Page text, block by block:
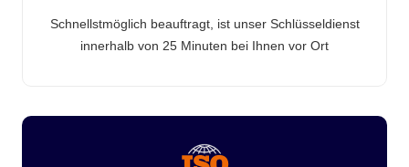
Schnellstmöglich beauftragt, ist unser Schlüsseldienst
innerhalb von 25 Minuten bei Ihnen vor Ort